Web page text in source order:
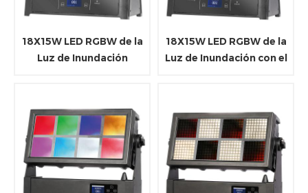
18X15W LED RGBW de la
Luz de Inundación
18X15W LED RGBW de la
Luz de Inundación con el